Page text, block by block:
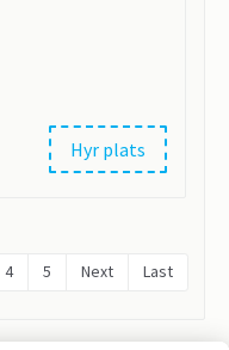
Hyr plats
4 5 Next Last